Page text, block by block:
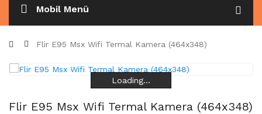
Mobil Menü
Flir E95 Msx Wifi Termal Kamera (464x348)
Loading...
Loading...
Loading...
Loading...
Flir E95 Msx Wifi Termal Kamera (464x348)